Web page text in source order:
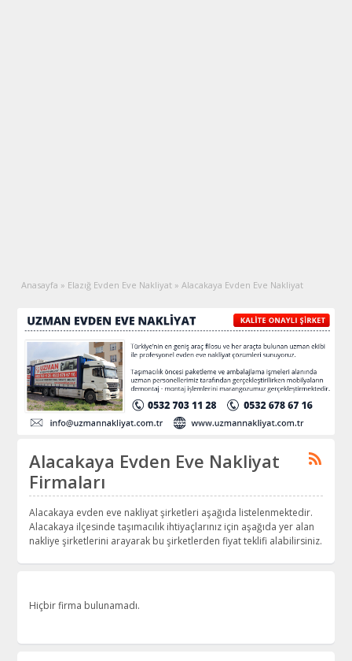
Anasayfa » Elazığ Evden Eve Nakliyat » Alacakaya Evden Eve Nakliyat
Alacakaya Evden Eve Nakliyat
Firmaları
Alacakaya evden eve nakliyat şirketleri aşağıda listelenmektedir.
Alacakaya ilçesinde taşımacılık ihtiyaçlarınız için aşağıda yer alan
nakliye şirketlerini arayarak bu şirketlerden fiyat teklifi alabilirsiniz.
Hiçbir firma bulunamadı.